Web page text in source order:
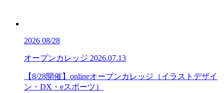
2026 08/28
オープンカレッジ 2026.07.13
【8/28開催】onlineオープンカレッジ（イラストデザイ
ン・DX・eスポーツ）